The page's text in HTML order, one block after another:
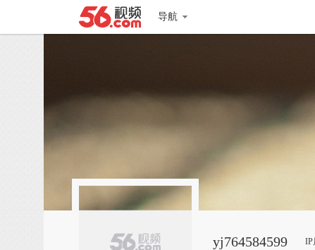
导航
yj764584599 IP